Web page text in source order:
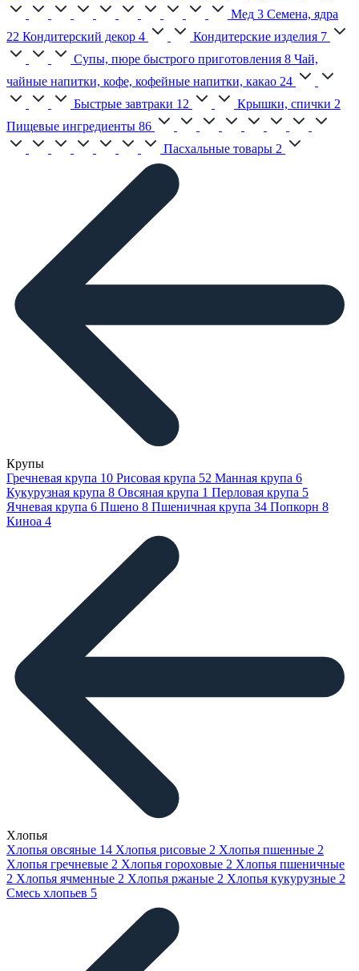
Мед 3 Семена, ядра
22 Кондитерский декор 4 Кондитерские изделия 7
Супы, пюре быстрого приготовления 8 Чай,
чайные напитки, кофе, кофейные напитки, какао 24
Быстрые завтраки 12 Крышки, спички 2
Пищевые ингредиенты 86
Пасхальные товары 2
Крупы
Гречневая крупа 10 Рисовая крупа 52 Манная крупа 6
Кукурузная крупа 8 Овсяная крупа 1 Перловая крупа 5
Ячневая крупа 6 Пшено 8 Пшеничная крупа 34 Попкорн 8
Киноа 4
Хлопья
Хлопья овсяные 14 Хлопья рисовые 2 Хлопья пшенные 2
Хлопья гречневые 2 Хлопья гороховые 2 Хлопья пшеничные
2 Хлопья ячменные 2 Хлопья ржаные 2 Хлопья кукурузные 2
Смесь хлопьев 5